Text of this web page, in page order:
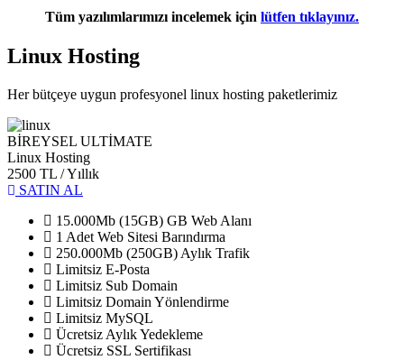
Tüm yazılımlarımızı incelemek için lütfen tıklayınız.
Linux Hosting
Her bütçeye uygun profesyonel linux hosting paketlerimiz
BİREYSEL ULTİMATE
Linux Hosting
2500 TL / Yıllık
SATIN AL
15.000Mb (15GB) GB Web Alanı
1 Adet Web Sitesi Barındırma
250.000Mb (250GB) Aylık Trafik
Limitsiz E-Posta
Limitsiz Sub Domain
Limitsiz Domain Yönlendirme
Limitsiz MySQL
Ücretsiz Aylık Yedekleme
Ücretsiz SSL Sertifikası